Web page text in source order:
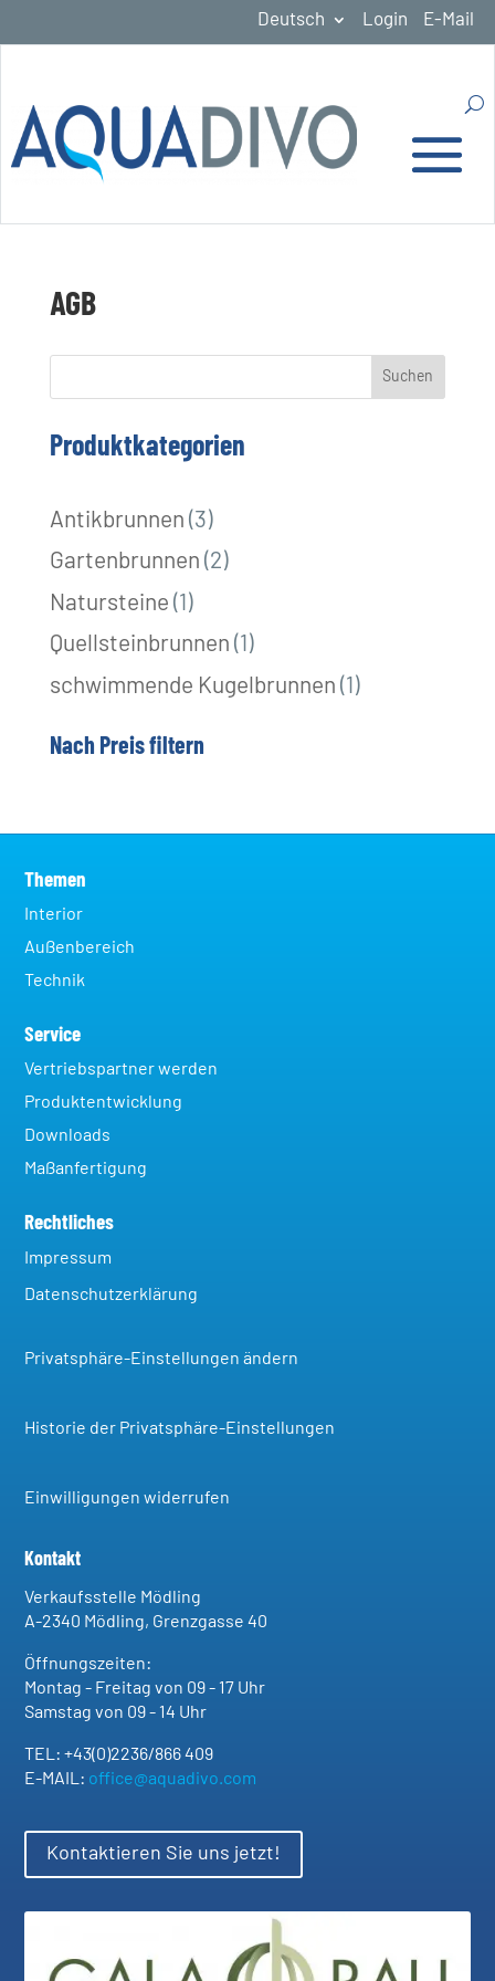
Deutsch Login E-Mail
AGB
Suchen
Produktkategorien
Antikbrunnen 33
Produkte
Gartenbrunnen 22
Natursteine 11
Produkt
Quellsteinbrunnen 1 1
Produkt
schwimmende Kugelbrunnen 11
Nach Preis filtern
Themen
Interior
Außenbereich
Technik
Service
Vertriebspartner werden
Produktentwicklung
Downloads
Maßanfertigung
Rechtliches
Impressum
Datenschutzerklärung
Privatsphäre-Einstellungen ändern
Historie der Privatsphäre-Einstellungen
Einwilligungen widerrufen
Kontakt
Verkaufsstelle Mödling
A-2340 Mödling, Grenzgasse 40
Öffnungszeiten:
Montag - Freitag von 09 - 17 Uhr
Samstag von 09 - 14 Uhr
TEL: +43(0)2236/866 409
E-MAIL: office@aquadivo.com
Kontaktieren Sie uns jetzt!